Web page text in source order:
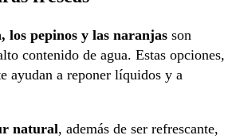
los pepinos y las naranjas son
contenido de agua. Estas opciones,
ayudan a reponer líquidos y a
natural, además de ser refrescante,